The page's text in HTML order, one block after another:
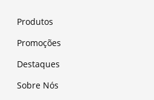
Produtos
Promoções
Destaques
Sobre Nós